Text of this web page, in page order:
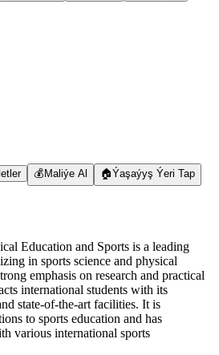
💰 Maliýe Al 🏠Ýaşaýyş Ýeri Tap
Education and Sports is a leading
in sports science and physical
emphasis on research and practical
international students with its
state-of-the-art facilities. It is
to sports education and has
various international sports